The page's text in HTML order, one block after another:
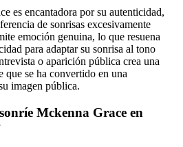
es encantadora por su autenticidad,
de sonrisas excesivamente
emoción genuina, lo que resuena
para adaptar su sonrisa al tono
o aparición pública crea una
que se ha convertido en una
imagen pública.
Mckenna Grace en